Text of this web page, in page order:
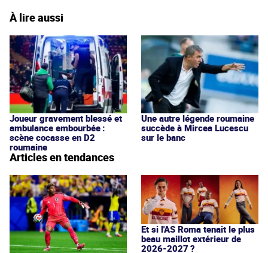
À lire aussi
Joueur gravement blessé et
ambulance embourbée :
scène cocasse en D2
roumaine
Une autre légende roumaine
succède à Mircea Lucescu
sur le banc
Articles en tendances
Et si l'AS Roma tenait le plus
beau maillot extérieur de
2026-2027 ?